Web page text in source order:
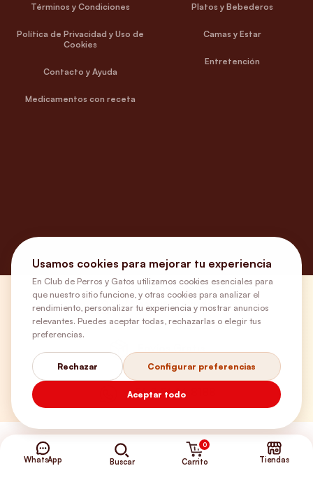
Términos y Condiciones
Política de Privacidad y Uso de
Cookies
Contacto y Ayuda
Medicamentos con receta
Platos y Bebederos
Camas y Estar
Entretención
¿Necesitas ayuda?
+56 9 5646 8188
WhatsApp Buscar
0
Carrito Tiendas
Usamos cookies para mejorar tu experiencia
En Club de Perros y Gatos utilizamos cookies esenciales para
que nuestro sitio funcione, y otras cookies para analizar el
rendimiento, personalizar tu experiencia y mostrar anuncios
relevantes. Puedes aceptar todas, rechazarlas o elegir tus
preferencias.
Rechazar Configurar preferencias
Aceptar todo